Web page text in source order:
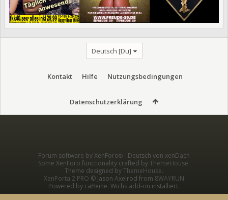
Deutsch [Du]
Kontakt Hilfe Nutzungsbedingungen
Datenschutzerklärung
Forum software by XenForo® - Deutsch von xenDach
Some XenForo functionality crafted byThemeHouse.
Theme designed byThemeHouse.
XenPorta 2 PRO © Jason Axelrod from 8WAYRUN
Powered by caffeine. Wichs add-on installiert.